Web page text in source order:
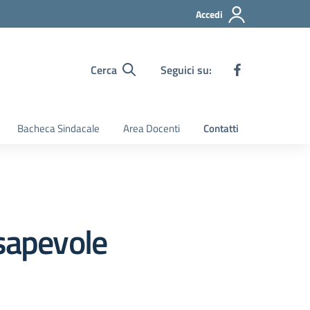
Accedi
Cerca Seguici su:
Bacheca Sindacale Area Docenti Contatti